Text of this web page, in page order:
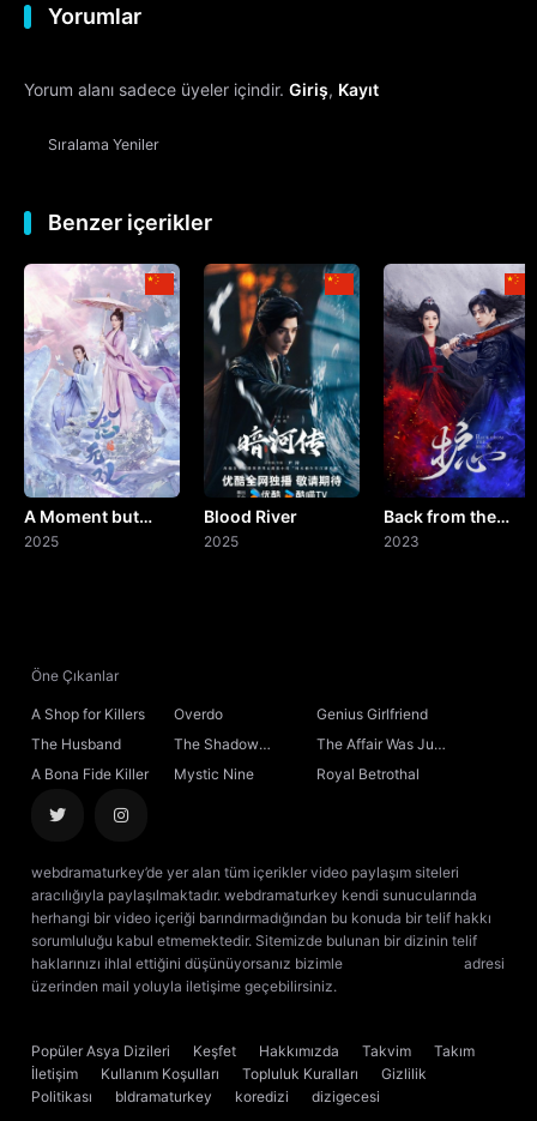
12. Bölüm
13. Bölüm
14. Bölüm
15. Bölüm
16. Bölüm
17. Bölüm
18. Bölüm
19. Bölüm
20. Bölüm
23. Bölüm
24. Bölüm
26. Bölüm
27. Bölüm
29. Bölüm
Yorumlar
Yorum alanı sadece üyeler içindir. Giriş, Kayıt
Sıralama Yeniler
Benzer içerikler
A Moment but
Forever
2025
Blood River
2025
Back from the
Brink
2023
Öne Çıkanlar
A Shop for Killers Overdo
Genius Girlfriend
The Husband
The Shadow
Sovereign
The Affair Was Just
the Beginning
A Bona Fide Killer Mystic Nine Royal Betrothal
webdramaturkey’de yer alan tüm içerikler video paylaşım siteleri
aracılığıyla paylaşılmaktadır. webdramaturkey kendi sunucularında
herhangi bir video içeriği barındırmadığından bu konuda bir telif hakkı
sorumluluğu kabul etmemektedir. Sitemizde bulunan bir dizinin telif
haklarınızı ihlal ettiğini düşünüyorsanız bizimle
adresi
üzerinden mail yoluyla iletişime geçebilirsiniz.
Popüler Asya Dizileri Keşfet Hakkımızda Takvim
Takım
İletişim
Kullanım Koşulları Topluluk Kuralları
Gizlilik
Politikası
bldramaturkey koredizi
dizigecesi